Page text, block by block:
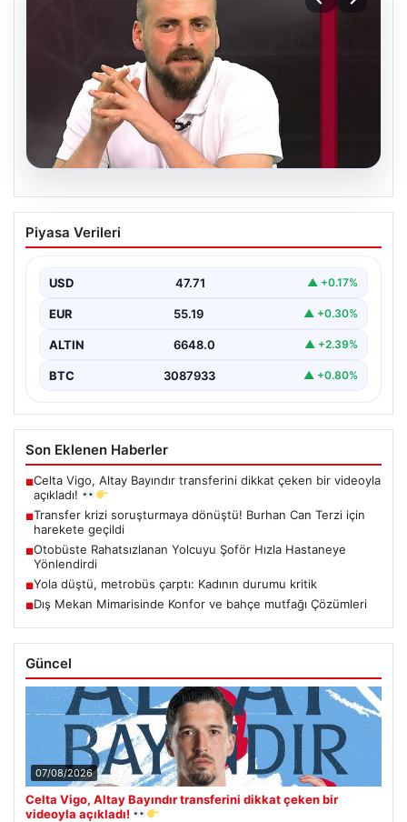
Transfer krizi soruşturmaya dönüştü!
Burhan Can Terzi için harekete geçildi
Piyasa Verileri
USD 47.71 ▲ +0.17%
EUR 55.19 ▲ +0.30%
ALTIN 6648.0 ▲ +2.39%
BTC 3087933 ▲ +0.80%
Son Eklenen Haberler
■Celta Vigo, Altay Bayındır transferini dikkat çeken bir videoyla
açıkladı!
■Transfer krizi soruşturmaya dönüştü! Burhan Can Terzi için
harekete geçildi
■Otobüste Rahatsızlanan Yolcuyu Şoför Hızla Hastaneye
Yönlendirdi
■Yola düştü, metrobüs çarptı: Kadının durumu kritik
■Dış Mekan Mimarisinde Konfor ve bahçe mutfağı Çözümleri
Güncel
07/08/2026
Celta Vigo, Altay Bayındır transferini dikkat çeken bir
videoyla açıkladı!